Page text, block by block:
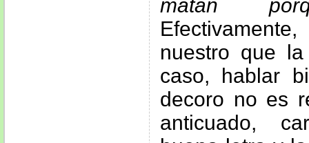
matan
nuestro que
caso, hablar
decoro no es
anticuado,